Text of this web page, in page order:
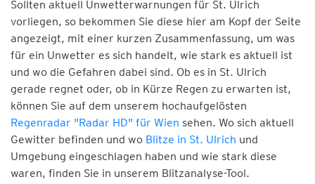
Sollten aktuell Unwetterwarnungen für St. Ulrich
vorliegen, so bekommen Sie diese hier am Kopf der Seite
angezeigt, mit einer kurzen Zusammenfassung, um was
für ein Unwetter es sich handelt, wie stark es aktuell ist
und wo die Gefahren dabei sind. Ob es in St. Ulrich
gerade regnet oder, ob in Kürze Regen zu erwarten ist,
können Sie auf dem unserem hochaufgelösten
Regenradar "Radar HD" für Wien sehen. Wo sich aktuell
Gewitter befinden und wo Blitze in St. Ulrich und
Umgebung eingeschlagen haben und wie stark diese
waren, finden Sie in unserem Blitzanalyse-Tool.